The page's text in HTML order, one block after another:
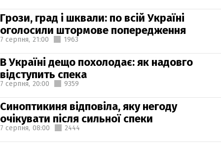
Грози, град і шквали: по всій Україні
оголосили штормове попередження
7 серпня, 21:00 1963
В Україні дещо похолодає: як надовго
відступить спека
7 серпня, 20:00 9359
Синоптикиня відповіла, яку негоду
очікувати після сильної спеки
7 серпня, 08:00 2444